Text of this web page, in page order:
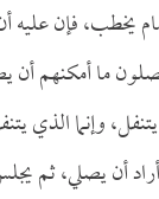
يخطب، فإن
ما أمكنهم
وإنما
أن يصلي، ثم